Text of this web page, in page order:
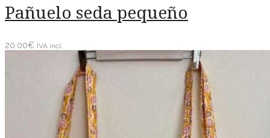
Pañuelo seda pequeño
20.00€ IVA incl.